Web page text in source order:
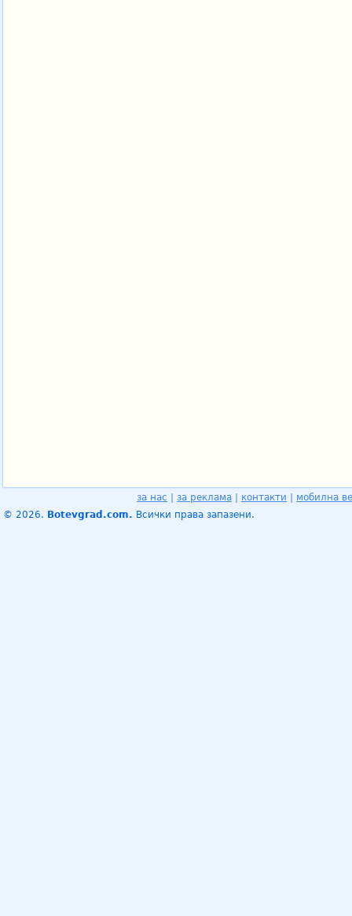
за нас за реклама контакти
мобилна
© 2026. Botevgrad.com. Всички права запазени.